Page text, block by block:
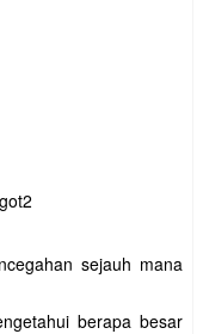
sejauh mana
berapa besar